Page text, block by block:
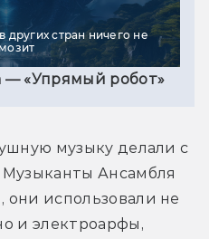
других стран ничего не
«Упрямый робот»
музыку делали с
Ансамбля
использовали не
и электроарфы,